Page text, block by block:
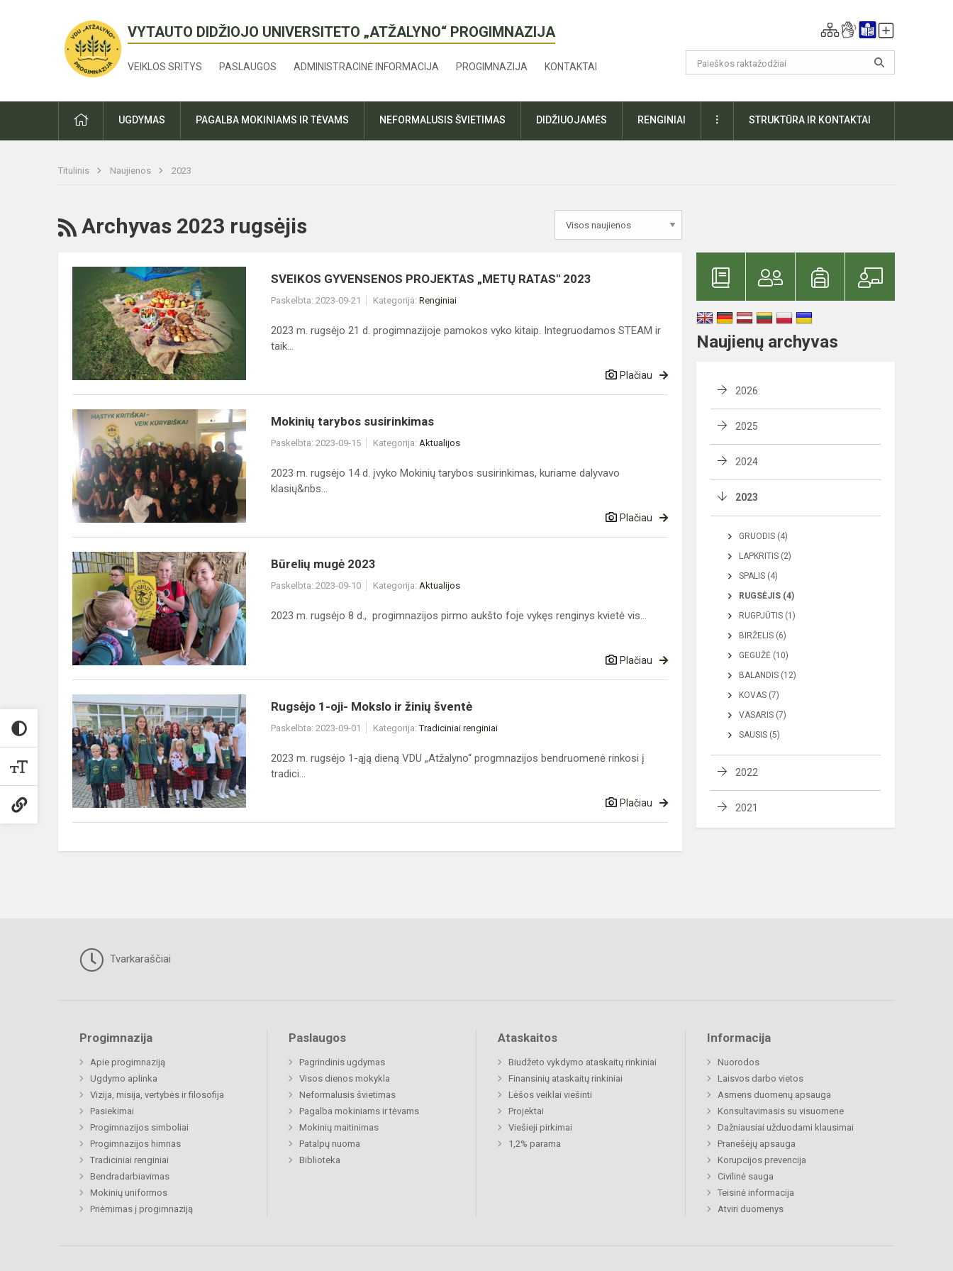
VYTAUTO DIDŽIOJO UNIVERSITETO „ATŽALYNO“ PROGIMNAZIJA
VEIKLOS SRITYS PASLAUGOS ADMINISTRACINĖ INFORMACIJA PROGIMNAZIJA KONTAKTAI
PRADŽIAUGDYMAS PAGALBA MOKINIAMS IR TĖVAMS NEFORMALUSIS ŠVIETIMAS DIDŽIUOJAMĖS RENGINIAI DAUGIAUSTRUKTŪRA IR KONTAKTAI
Titulinis Naujienos 2023
RSS
Archyvas 2023 rugsėjis
SVEIKOS
GYVENSENOS
PROJEKTAS
„METŲ
RATAS"
2023
SVEIKOS GYVENSENOS PROJEKTAS „METŲ RATAS" 2023
Paskelbta: 2023-09-21 Kategorija: Renginiai
2023 m. rugsėjo 21 d. progimnazijoje pamokos vyko kitaip. Integruodamos STEAM ir
taik...
Plačiau
Mokinių
tarybos
susirinkimas
Mokinių tarybos susirinkimas
Paskelbta: 2023-09-15 Kategorija: Aktualijos
2023 m. rugsėjo 14 d. įvyko Mokinių tarybos susirinkimas, kuriame dalyvavo
klasių&nbs...
Plačiau
Būrelių
mugė
2023
Būrelių mugė 2023
Paskelbta: 2023-09-10 Kategorija: Aktualijos
2023 m. rugsėjo 8 d., progimnazijos pirmo aukšto foje vykęs renginys kvietė vis...
Plačiau
Rugsėjo
1-
oji-
Mokslo
ir
žinių
šventė
Rugsėjo 1-oji- Mokslo ir žinių šventė
Paskelbta: 2023-09-01 Kategorija:Tradiciniai renginiai
2023 m. rugsėjo 1-ąją dieną VDU „Atžalyno“ progmnazijos bendruomenė rinkosi į
tradici...
Plačiau
Naujienų archyvas
2026
2025
2024
2023
GRUODIS (4)
LAPKRITIS (2)
SPALIS (4)
RUGSĖJIS (4)
RUGPJŪTIS (1)
BIRŽELIS (6)
GEGUŽĖ (10)
BALANDIS (12)
KOVAS (7)
VASARIS (7)
SAUSIS (5)
2022
2021
Tvarkaraščiai
Progimnazija
Apie progimnaziją
Ugdymo aplinka
Vizija, misija, vertybės ir filosofija
Pasiekimai
Progimnazijos simboliai
Progimnazijos himnas
Tradiciniai renginiai
Bendradarbiavimas
Mokinių uniformos
Priėmimas į progimnaziją
Paslaugos
Pagrindinis ugdymas
Visos dienos mokykla
Neformalusis švietimas
Pagalba mokiniams ir tėvams
Mokinių maitinimas
Patalpų nuoma
Biblioteka
Ataskaitos
Biudžeto vykdymo ataskaitų rinkiniai
Finansinių ataskaitų rinkiniai
Lėšos veiklai viešinti
Projektai
Viešieji pirkimai
1,2% parama
Informacija
Nuorodos
Laisvos darbo vietos
Asmens duomenų apsauga
Konsultavimasis su visuomene
Dažniausiai užduodami klausimai
Pranešėjų apsauga
Korupcijos prevencija
Civilinė sauga
Teisinė informacija
Atviri duomenys